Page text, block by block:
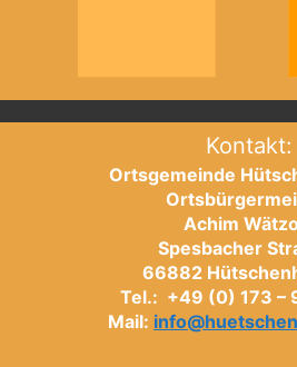
Kontakt:
Ortsgemeinde
Achim
Spesbacher
66882
Tel.: +49 (0) 173 –
Mail: